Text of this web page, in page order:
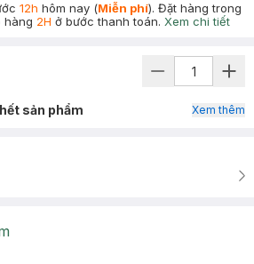
12h hôm nay (Miễn phí). Đặt hàng trong
hàng 2H ở bước thanh toán. Xem chi tiết
sản phẩm Xem thêm